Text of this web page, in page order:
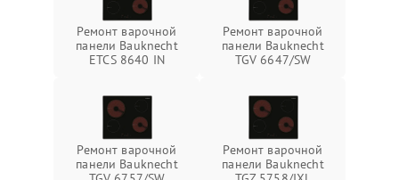
Ремонт варочной
панели Bauknecht
ETCS 8640 IN
Ремонт варочной
панели Bauknecht
TGV 6647/SW
Ремонт варочной
панели Bauknecht
Ремонт варочной
панели Bauknecht